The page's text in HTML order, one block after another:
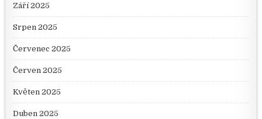
Září 2025
Srpen 2025
Červenec 2025
Červen 2025
Květen 2025
Duben 2025